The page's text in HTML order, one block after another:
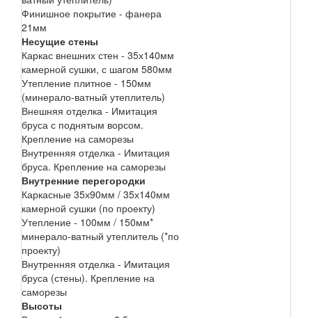
Финишное покрытие - фанера
21мм
Несущие стены
Каркас внешних стен - 35х140мм
камерной сушки, с шагом 580мм
Утепление плитное - 150мм
(минерало-ватный утеплитель)
Внешняя отделка - Имитация
бруса с поднятым ворсом.
Крепление на саморезы
Внутренняя отделка - Имитация
бруса. Крепление на саморезы
Внутренние перегородки
Каркасные 35х90мм / 35х140мм
камерной сушки (по проекту)
Утепление - 100мм / 150мм*
минерало-ватный утеплитель (*по
проекту)
Внутренняя отделка - Имитация
бруса (стены). Крепление на
саморезы
Высоты